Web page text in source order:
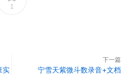
1
实
下一篇
宁雪天紫微斗数录音+文档